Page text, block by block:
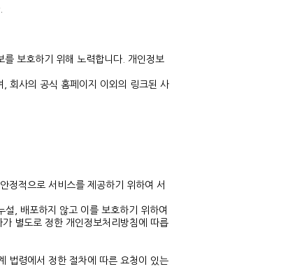
보호하기 위해 노력합니다. 개인정보
회사의 공식 홈페이지 이외의 링크된 사
정적으로 서비스를 제공하기 위하여 서
, 배포하지 않고 이를 보호하기 위하여
별도로 정한 개인정보처리방침에 따릅
법령에서 정한 절차에 따른 요청이 있는